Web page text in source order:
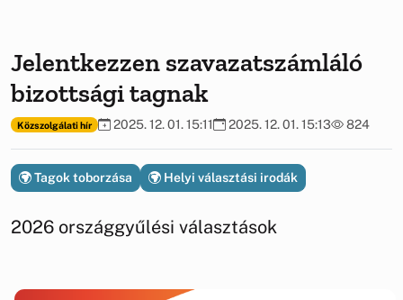
Jelentkezzen szavazatszámláló
bizottsági tagnak
Közszolgálati hír 2025. 12. 01. 15:11 2025. 12. 01. 15:13 824
Tagok toborzása Helyi választási irodák
2026 országgyűlési választások